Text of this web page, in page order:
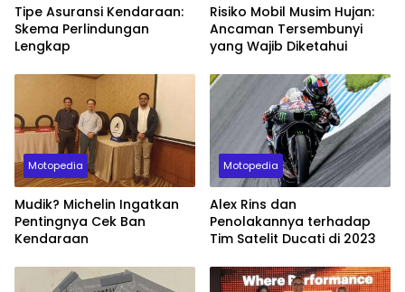
Tipe Asuransi Kendaraan:
Skema Perlindungan
Lengkap
Risiko Mobil Musim Hujan:
Ancaman Tersembunyi
yang Wajib Diketahui
Motopedia
Mudik? Michelin Ingatkan
Pentingnya Cek Ban
Kendaraan
Motopedia
Alex Rins dan
Penolakannya terhadap
Tim Satelit Ducati di 2023